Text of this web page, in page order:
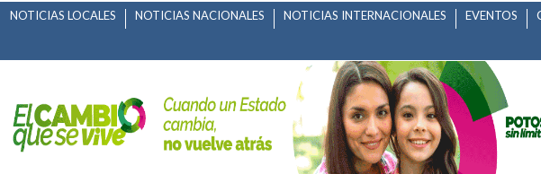
NOTICIAS LOCALES NOTICIAS NACIONALES NOTICIAS INTERNACIONALES EVENTOS
TELEFONISTAS DE MATEHUALA